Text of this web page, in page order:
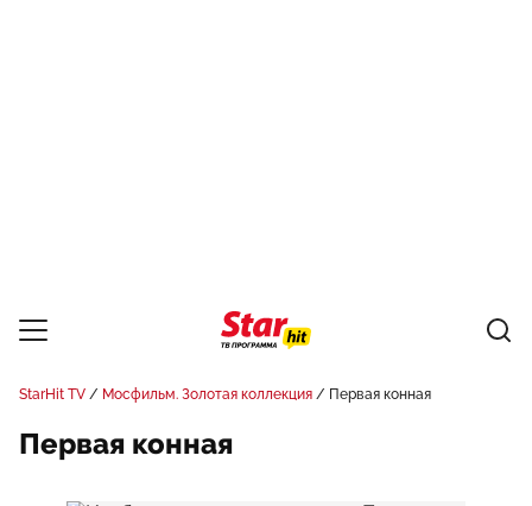
StarHit TV Мосфильм. Золотая коллекция Первая конная
Первая конная